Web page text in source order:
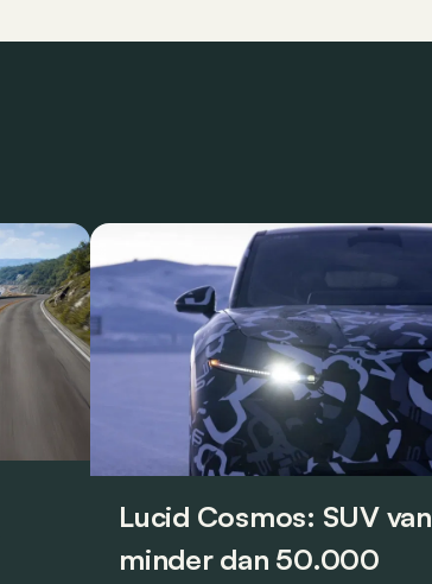
Lucid Cosmos: SUV van
minder dan 50.000